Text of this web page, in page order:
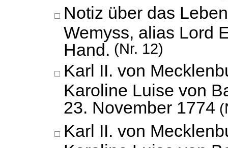
Notiz über das
Wemyss, alias Lord
Hand.
(Nr. 12)
Karl II. von
Karoline Luise von
23. November 1774
Karl II. von